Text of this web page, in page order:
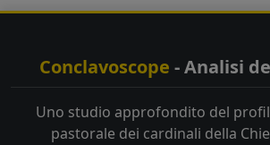
Conclavoscope - Analisi
Uno studio approfondito del
pastorale dei cardinali della